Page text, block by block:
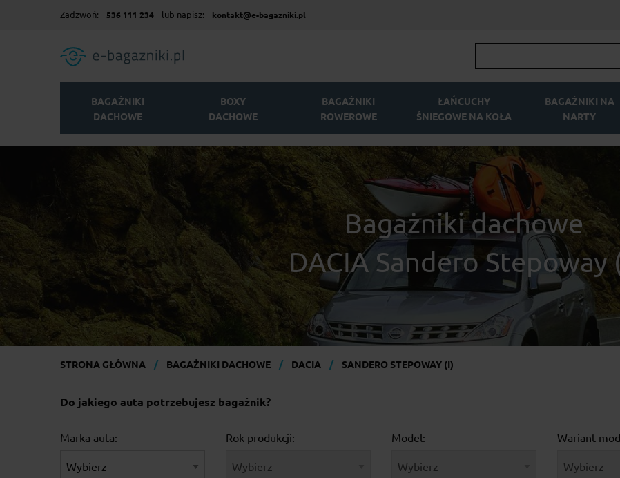
Zadzwoń: 536 111 234 lub napisz: kontakt@e-bagazniki.pl
BAGAŻNIKI
DACHOWE
BOXY
DACHOWE
BAGAŻNIKI
ROWEROWE
ŁAŃCUCHY
ŚNIEGOWE NA KOŁA
BAGAŻNIKI NA
NARTY
Bagażniki dachowe
DACIA Sandero Stepoway
STRONA GŁÓWNA BAGAŻNIKI DACHOWE DACIA SANDERO STEPOWAY (I)
Do jakiego auta potrzebujesz bagażnik?
Marka auta: Rok produkcji: Model: Wariant